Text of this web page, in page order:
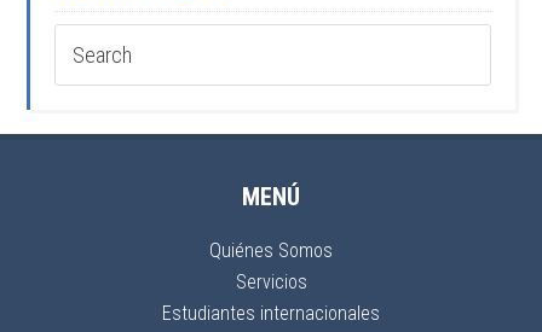
MENÚ
Quiénes Somos
Servicios
Estudiantes internacionales